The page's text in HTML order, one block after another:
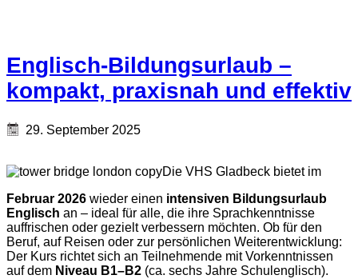
Englisch-Bildungsurlaub –
kompakt, praxisnah und effektiv
29. September 2025
Die VHS Gladbeck bietet im
Februar 2026 wieder einen intensiven Bildungsurlaub
Englisch an – ideal für alle, die ihre Sprachkenntnisse
auffrischen oder gezielt verbessern möchten. Ob für den
Beruf, auf Reisen oder zur persönlichen Weiterentwicklung:
Der Kurs richtet sich an Teilnehmende mit Vorkenntnissen
auf dem Niveau B1–B2 (ca. sechs Jahre Schulenglisch).